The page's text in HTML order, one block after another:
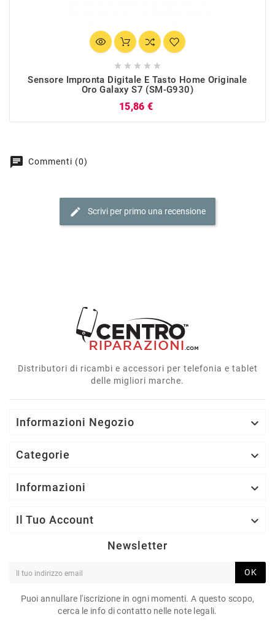
    
Sensore Impronta Digitale E Tasto Home Originale
Oro Galaxy S7 (SM-G930)
15,86 €
chat Commenti (0)
edit Scrivi per primo una recensione
Distributori di ricambi e accessori per telefonia e tablet
delle migliori marche.
Informazioni Negozio 
Categorie 
Informazioni 
Il Tuo Account 
Newsletter
OK
Puoi annullare l'iscrizione in ogni momenti. A questo scopo,
cerca le info di contatto nelle note legali.